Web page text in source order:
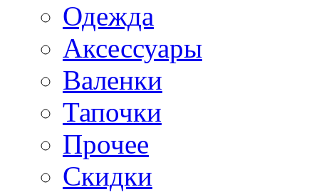
Одежда
Аксессуары
Валенки
Тапочки
Прочее
Скидки